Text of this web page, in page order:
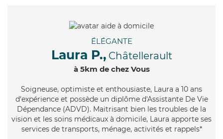
ÉLÉGANTE
Laura P., Châtellerault
à 5km de chez Vous
Soigneuse, optimiste et enthousiaste, Laura a 10 ans
d'expérience et possède un diplôme d'Assistante De Vie
Dépendance (ADVD). Maitrisant bien les troubles de la
vision et les soins médicaux à domicile, Laura apporte ses
services de transports, ménage, activités et rappels*